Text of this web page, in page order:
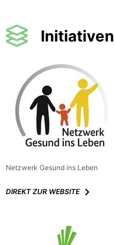
Initiativen
Netzwerk Gesund ins Leben
DIREKT ZUR WEBSITE